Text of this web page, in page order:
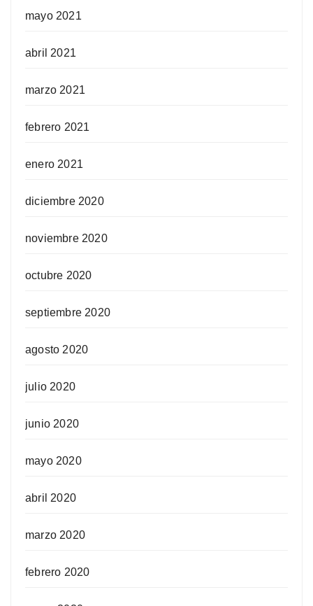
mayo 2021
abril 2021
marzo 2021
febrero 2021
enero 2021
diciembre 2020
noviembre 2020
octubre 2020
septiembre 2020
agosto 2020
julio 2020
junio 2020
mayo 2020
abril 2020
marzo 2020
febrero 2020